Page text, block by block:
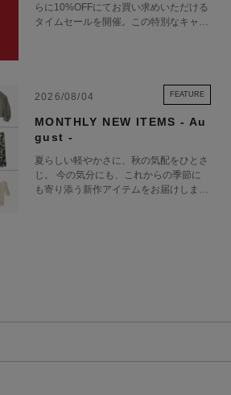
らに10%OFFにてお買い求めいただける
タイムセールを開催。この特別なキャン
2026/08/04 FEATURE
MONTHLY NEW ITEMS - Au
gust -
夏らしい軽やかさに、秋の気配をひとさ
じ。 今の気分にも、これからの季節に
も寄り添う新作アイテムをお届けしま